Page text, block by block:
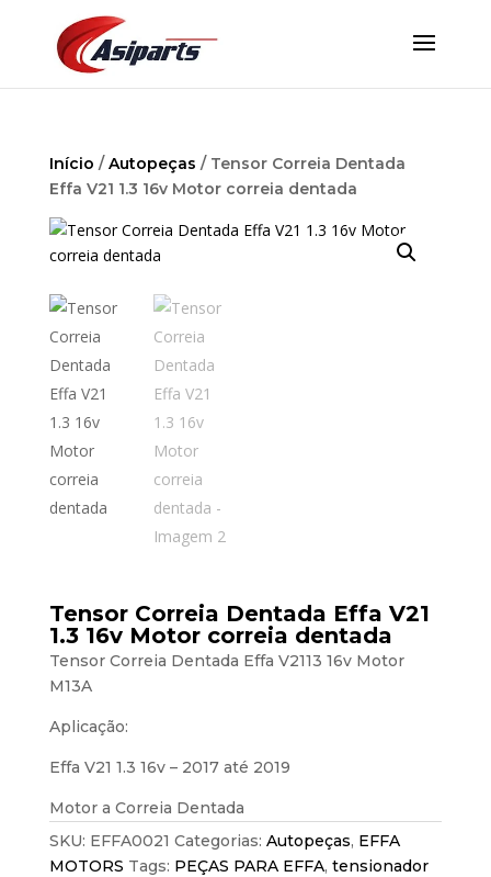
Início /Autopeças / Tensor Correia Dentada
Effa V21 1.3 16v Motor correia dentada
Tensor Correia Dentada Effa V21
1.3 16v Motor correia dentada
Tensor Correia Dentada Effa V2113 16v Motor
M13A
Aplicação:
Effa V21 1.3 16v – 2017 até 2019
Motor a Correia Dentada
SKU: EFFA0021 Categorias: Autopeças, EFFA
MOTORS Tags: PEÇAS PARA EFFA, tensionador